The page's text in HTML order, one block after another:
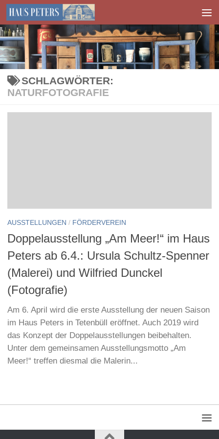
Zum Inhalt springen
SCHLAGWÖRTER:
NATURFOTOGRAFIE
AUSSTELLUNGEN / FÖRDERVEREIN
Doppelausstellung „Am Meer!“ im Haus
Peters ab 6.4.: Ursula Schultz-Spenner
(Malerei) und Wilfried Dunckel
(Fotografie)
Am 6. April wird die erste Ausstellung der neuen Saison
im Haus Peters in Tetenbüll eröffnet. Auch 2019 wird
das Konzept der Doppelausstellungen beibehalten.
Unter dem gemeinsamen Ausstellungsmotto „Am
Meer!“ treffen diesmal die Malerin...